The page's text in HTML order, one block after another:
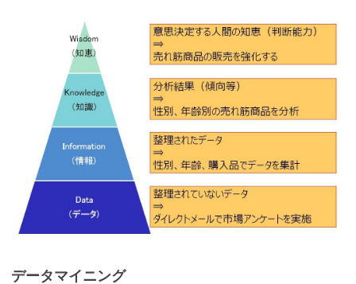
データマイニング